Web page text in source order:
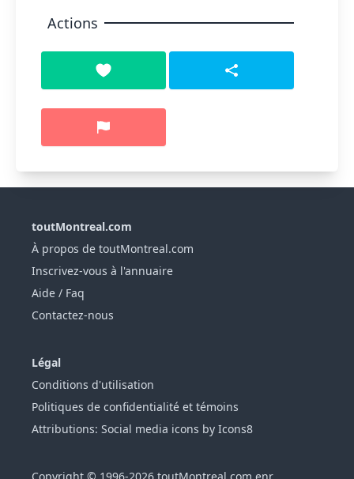
Actions
toutMontreal.com
À propos de toutMontreal.com
Inscrivez-vous à l'annuaire
Aide / Faq
Contactez-nous
Légal
Conditions d'utilisation
Politiques de confidentialité et témoins
Attributions: Social media icons by Icons8